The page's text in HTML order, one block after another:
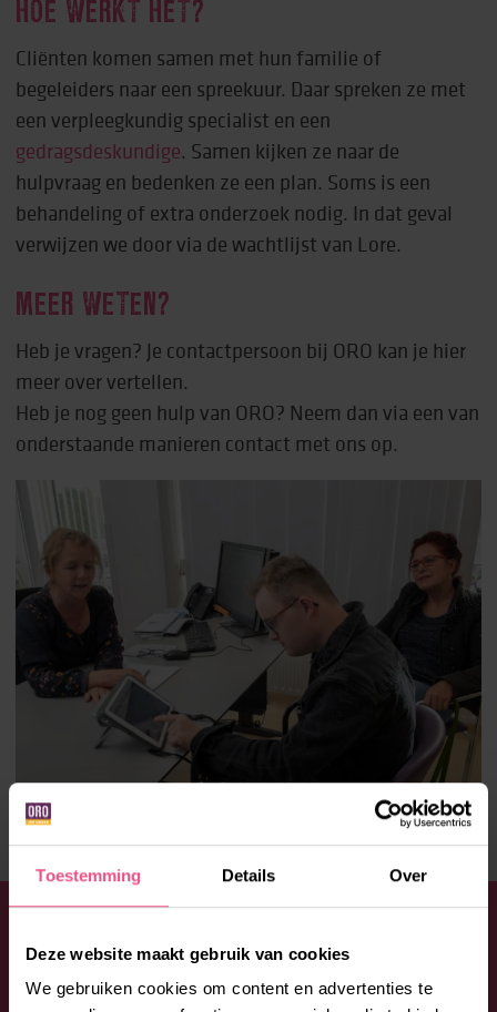
Toestemming Details Over
Deze website maakt gebruik van cookies
We gebruiken cookies om content en advertenties te
HOE WERKT HET?
Cliënten komen samen met hun familie of
begeleiders naar een spreekuur. Daar spreken ze met
een verpleegkundig specialist en een
gedragsdeskundige. Samen kijken ze naar de
hulpvraag en bedenken ze een plan. Soms is een
behandeling of extra onderzoek nodig. In dat geval
verwijzen we door via de wachtlijst van Lore.
MEER WETEN?
Heb je vragen? Je contactpersoon bij ORO kan je hier
meer over vertellen.
Heb je nog geen hulp van ORO? Neem dan via een van
onderstaande manieren contact met ons op.
EEN VRAAG?
Aarzel niet en neem contact op met Lore. Bel: 088 –